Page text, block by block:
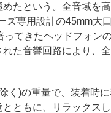
たという。全音域を
ズ専用設計の45mm大
ってきたヘッドフォン
れた音響回路により、
く)の重量で、装着時
とともに、リラックス